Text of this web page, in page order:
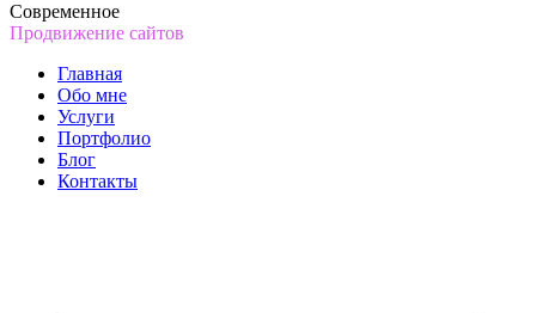
Современное
Продвижение сайтов
Главная
Обо мне
Услуги
Портфолио
Блог
Контакты